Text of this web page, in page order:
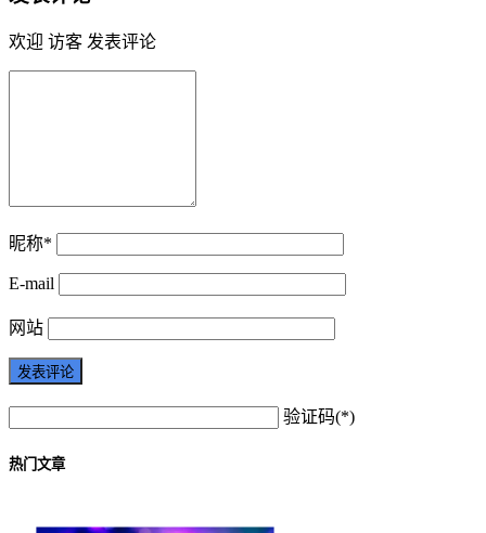
欢迎 访客 发表评论
昵称*
E-mail
网站
验证码(*)
热门文章